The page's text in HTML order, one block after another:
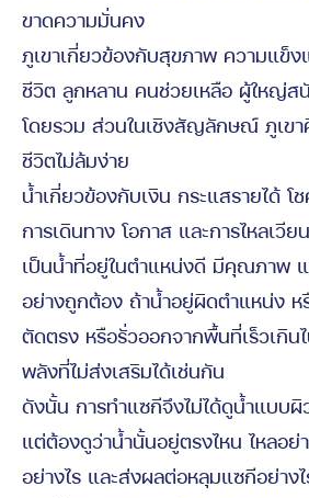
ขาดความมั่นคง
ภูเขาเกี่ยวข้องกับสุขภาพ ความแข็
ชีวิต ลูกหลาน คนช่วยเหลือ ผู้ใหญ่ส
โดยรวม ส่วนในเชิงสัญลักษณ์ ภูเข
ชีวิตไม่ล้มง่าย
น้ำเกี่ยวข้องกับเงิน กระแสรายได้ โ
การเดินทาง โอกาส และการไหลเวี
เป็นน้ำที่อยู่ในตำแหน่งดี มีคุณภาพ
อย่างถูกต้อง ถ้าน้ำอยู่ผิดตำแหน่ง
ตัดตรง หรือรั่วออกจากพื้นที่เร็วเกิน
พลังที่ไม่ส่งเสริมได้เช่นกัน
ดังนั้น การทำแซกีจึงไม่ได้ดูน้ำแบบผิ
แต่ต้องดูว่าน้ำนั้นอยู่ตรงไหน ไหลอย่
อย่างไร และส่งผลต่อหลุมแซกีอย่าง